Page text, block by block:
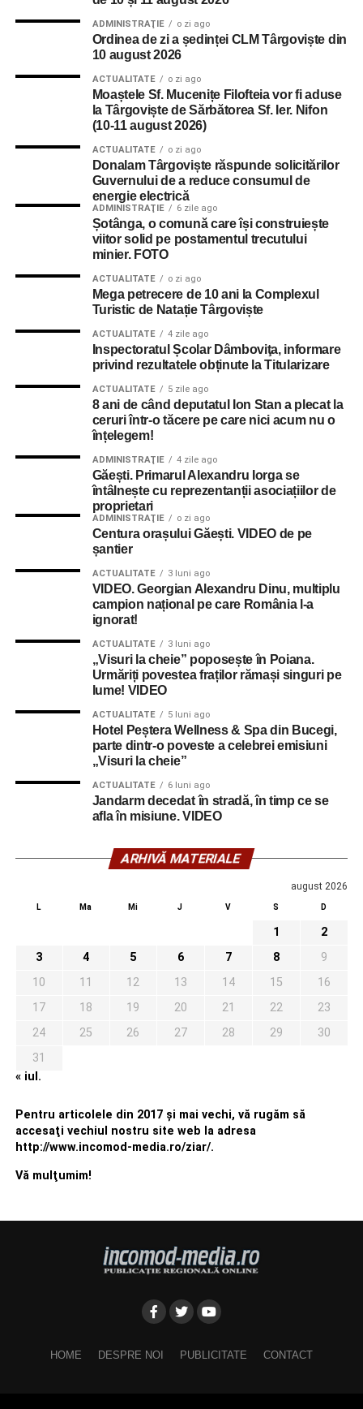
ADMINISTRAŢIE o zi ago
Ordinea de zi a ședinței CLM Târgoviște din
10 august 2026
ACTUALITATE o zi ago
Moaștele Sf. Mucenițe Filofteia vor fi aduse
la Târgoviște de Sărbătorea Sf. Ier. Nifon
(10-11 august 2026)
ACTUALITATE o zi ago
Donalam Târgoviște răspunde solicitărilor
Guvernului de a reduce consumul de
energie electrică
ADMINISTRAŢIE 6 zile ago
Șotânga, o comună care își construiește
viitor solid pe postamentul trecutului
minier. FOTO
ACTUALITATE o zi ago
Mega petrecere de 10 ani la Complexul
Turistic de Natație Târgoviște
ACTUALITATE 4 zile ago
Inspectoratul Școlar Dâmboviţa, informare
privind rezultatele obținute la Titularizare
ACTUALITATE 5 zile ago
8 ani de când deputatul Ion Stan a plecat la
ceruri într-o tăcere pe care nici acum nu o
înțelegem!
ADMINISTRAŢIE 4 zile ago
Găești. Primarul Alexandru Iorga se
întâlnește cu reprezentanții asociațiilor de
proprietari
ADMINISTRAŢIE o zi ago
Centura orașului Găești. VIDEO de pe
șantier
ACTUALITATE 3 luni ago
VIDEO. Georgian Alexandru Dinu, multiplu
campion național pe care România l-a
ignorat!
ACTUALITATE 3 luni ago
„Visuri la cheie” poposește în Poiana.
Urmăriți povestea fraților rămași singuri pe
lume! VIDEO
ACTUALITATE 5 luni ago
Hotel Peștera Wellness & Spa din Bucegi,
parte dintr-o poveste a celebrei emisiuni
„Visuri la cheie”
ACTUALITATE 6 luni ago
Jandarm decedat în stradă, în timp ce se
afla în misiune. VIDEO
ARHIVĂ MATERIALE
august 2026
L Ma Mi J V S D
1
2
3
4 5 6 7 8
9
10
11 12 13 14 15
16
17
18 19 20 21 22
23
24
25 26 27 28 29
30
31
« iul.
Pentru articolele din 2017 şi mai vechi, vă rugăm să
accesaţi vechiul nostru site web la adresa
http://www.incomod-media.ro/ziar/.
Vă mulţumim!
HOME DESPRE NOI PUBLICITATE CONTACT